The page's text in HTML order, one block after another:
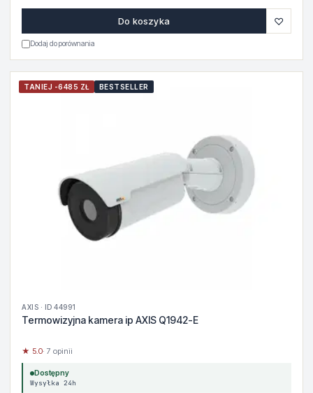
Do koszyka ♡
Dodaj do porównania
TANIEJ -6485 ZŁ BESTSELLER
AXIS · ID 44991
Termowizyjna kamera ip AXIS Q1942-E
★ 5.0· 7 opinii
Dostępny
Wysyłka 24h